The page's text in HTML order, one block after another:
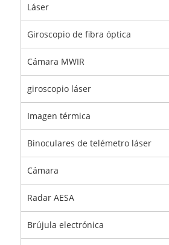
Láser
Giroscopio de fibra óptica
Cámara MWIR
giroscopio láser
Imagen térmica
Binoculares de telémetro láser
Cámara
Radar AESA
Brújula electrónica